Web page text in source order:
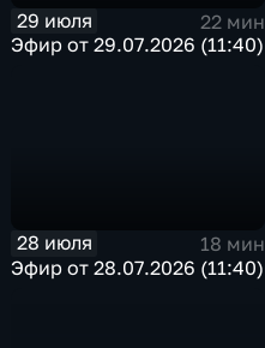
29 июля
22 мин
Эфир от 29.07.2026 (11:40)
28 июля
18 мин
Эфир от 28.07.2026 (11:40)